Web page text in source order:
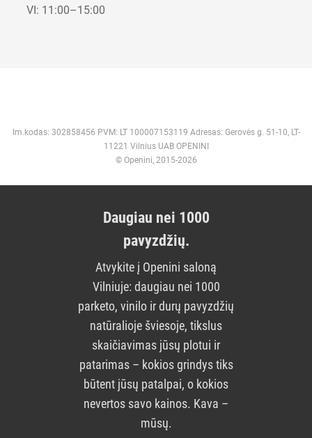
VI: 11:00–15:00
Im.kodas: 302858456 PVM: LT 100007153119 Adresas: Gerovės g. 51-10, LT-
11221 Vilnius UAB OPENINI
© Openini, 2015-2026
Daugiau nei 1000
pavyzdžių.
Atvykite į Openini saloną
Vilniuje: daugiau nei 1000
parketo, vinilo ir durų pavyzdžių
natūralioje šviesoje, tikslus
skaičiavimas jūsų plotui ir
patarimas – kokios grindys tiks
būtent jūsų patalpai, o kokios
nevertos savo kainos. Kava –
mūsų.